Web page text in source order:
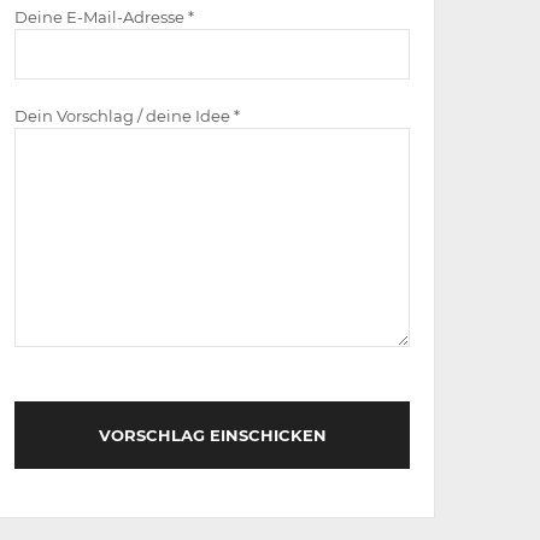
Deine E-Mail-Adresse *
Dein Vorschlag / deine Idee *